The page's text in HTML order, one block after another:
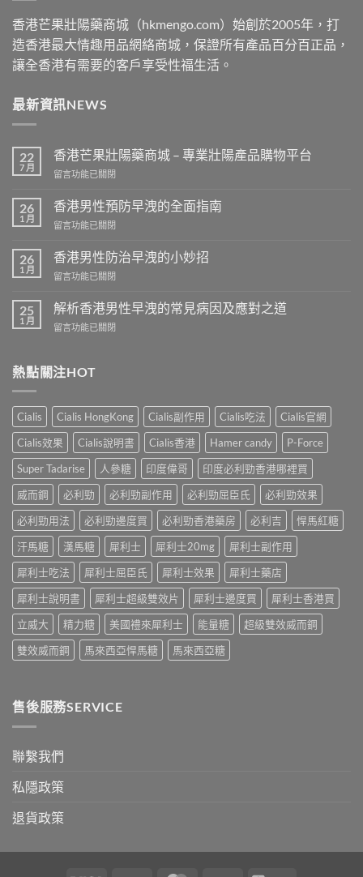
香港芒果壯陽藥商城（hkmengo.com）始創於2005年，打
造香港最大情趣用品網絡商城，保證所有產品百分百正品，
讓全香港有需要的客戶享受性福生活。
最新資訊NEWS
22
7 月
香港芒果壯陽藥商城 – 專業壯陽產品購物平台
在
港
芒
果
陽
藥
商
–
專
陽
產
購
物
平
台〉
中
留言功能已關閉
26
1 月
香港男性預防早洩的全面指南
在
港
男
性
防
早
洩
面
中
留言功能已關閉
26
1 月
香港男性防治早洩的小妙招
在
港
男
性
早
小
妙
招〉
中
留言功能已關閉
25
1 月
解析香港男性早洩的常見病因及應對之道
在
香
港
性
早
洩
的
常
見
因
及
應
之
道〉
中
留言功能已關閉
熱點關注HOT
Cialis Cialis HongKong Cialis副作用 Cialis吃法
Cialis官網
Cialis效果
Cialis說明書 Cialis香港 Hamer candy
P-Force
Super Tadarise
人參糖 印度偉哥
印度必利勁香港哪裡買
威而鋼
必利勁 必利勁副作用 必利勁屈臣氏
必利勁效果
必利勁用法
必利勁邊度買 必利勁香港藥房 必利吉
悍馬紅糖
汗馬糖
漢馬糖 犀利士 犀利士20mg
犀利士副作用
犀利士吃法
犀利士屈臣氏 犀利士效果
犀利士藥店
犀利士說明書
犀利士超級雙效片 犀利士邊度買
犀利士香港買
立威大
精力糖 美國禮來犀利士 能量糖
超級雙效威而鋼
雙效威而鋼
馬來西亞悍馬糖 馬來西亞糖
售後服務SERVICE
聯繫我們
私隱政策
退貨政策